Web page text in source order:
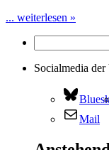
... weiterlesen »
Socialmedia
Mail